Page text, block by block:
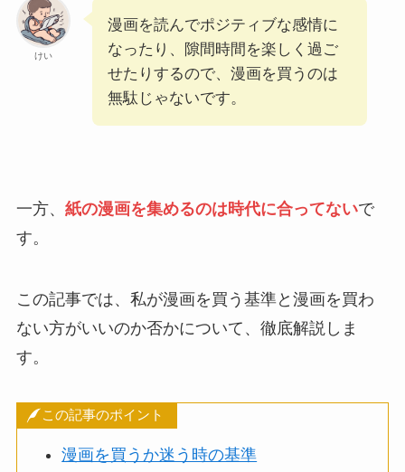
けい
漫画を読んでポジティブな感情に
なったり、隙間時間を楽しく過ご
せたりするので、漫画を買うのは
無駄じゃないです。
一方、 紙の漫画を集めるのは時代に合ってないで
す。
この記事では、私が漫画を買う基準と漫画を買わ
ない方がいいのか否かについて、徹底解説しま
す。
この記事のポイント
漫画を買うか迷う時の基準